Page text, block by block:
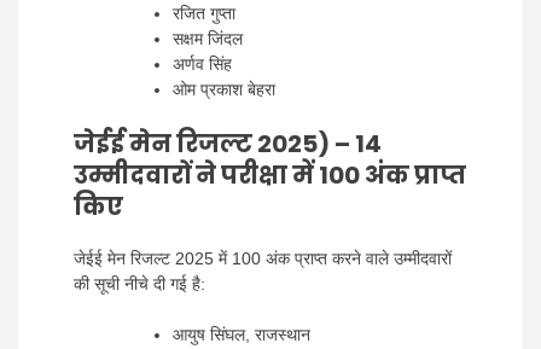
रजित गुप्ता
सक्षम जिंदल
अर्णव सिंह
ओम प्रकाश बेहरा
जेईई मेन रिजल्ट 2025) – 14
उम्मीदवारों ने परीक्षा में 100 अंक प्राप्त
किए
जेईई मेन रिजल्ट 2025 में 100 अंक प्राप्त करने वाले उम्मीदवारों
की सूची नीचे दी गई है:
आयुष सिंघल, राजस्थान